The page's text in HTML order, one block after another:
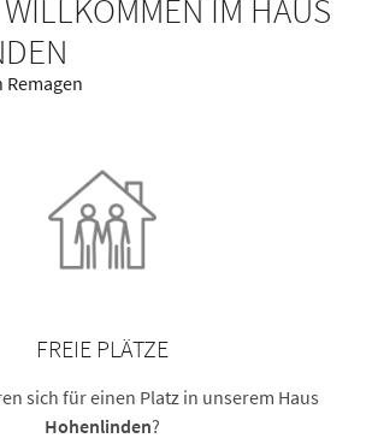
IM HAUS
FREIE PLÄTZE
sich für einen Platz in unserem Haus
Hohenlinden?